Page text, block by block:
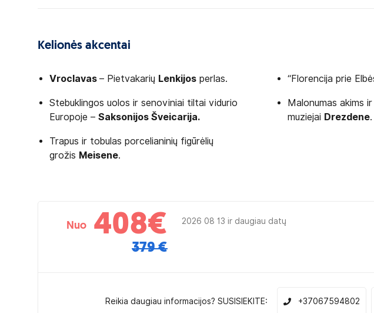
Kelionės akcentai
Vroclavas – Pietvakarių Lenkijos perlas.
Stebuklingos uolos ir senoviniai tiltai vidurio
Europoje – Saksonijos Šveicarija.
Trapus ir tobulas porcelianinių figūrėlių
grožis Meisene.
“Florencija prie
Malonumas akims
muziejai Drezdene.
Nuo 408€
379 €
2026 08 13 ir daugiau datų
Reikia daugiau informacijos? SUSISIEKITE: +37067594802